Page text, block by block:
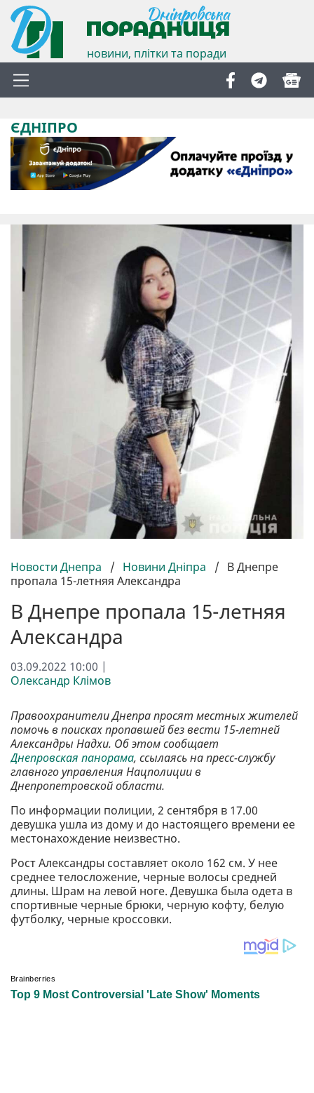
новини, плітки та поради
ЄДНІПРО
Новости Днепра / Новини Дніпра / В Днепре
пропала 15-летняя Александра
В Днепре пропала 15-летняя
Александра
03.09.2022 10:00 |
Олександр Клімов
Правоохранители Днепра просят местных жителей
помочь в поисках пропавшей без вести 15-летней
Александры Надхи. Об этом сообщает
Днепровская панорама, ссылаясь на пресс-службу
главного управления Нацполиции в
Днепропетровской области.
По информации полиции, 2 сентября в 17.00
девушка ушла из дому и до настоящего времени ее
местонахождение неизвестно.
Рост Александры составляет около 162 см. У нее
среднее телосложение, черные волосы средней
длины. Шрам на левой ноге. Девушка была одета в
спортивные черные брюки, черную кофту, белую
футболку, черные кроссовки.